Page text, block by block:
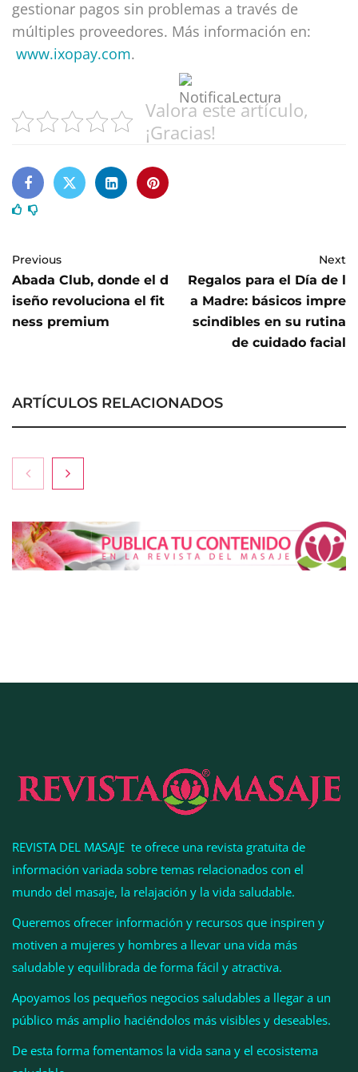
gestionar pagos sin problemas a través de
múltiples proveedores. Más información en:
www.ixopay.com.
Valora este artículo,
¡Gracias!
Previous
Abada Club, donde el d
iseño revoluciona el fit
ness premium
Next
Regalos para el Día de l
a Madre: básicos impre
scindibles en su rutina
de cuidado facial
ARTÍCULOS RELACIONADOS
Esenzzia da la bienvenida a agosto con
perfumes de equivalencia
REVISTA DEL MASAJE te ofrece una revista gratuita de
información variada sobre temas relacionados con el
mundo del masaje, la relajación y la vida saludable.
Queremos ofrecer información y recursos que inspiren y
motiven a mujeres y hombres a llevar una vida más
saludable y equilibrada de forma fácil y atractiva.
Apoyamos los pequeños negocios saludables a llegar a un
público más amplio haciéndolos más visibles y deseables.
De esta forma fomentamos la vida sana y el ecosistema